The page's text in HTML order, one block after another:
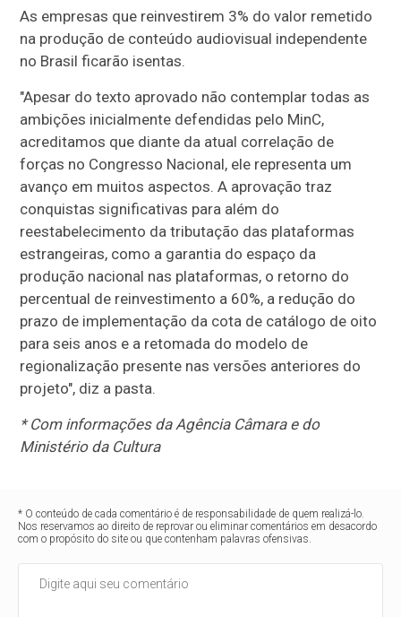
As empresas que reinvestirem 3% do valor remetido
na produção de conteúdo audiovisual independente
no Brasil ficarão isentas.
"Apesar do texto aprovado não contemplar todas as
ambições inicialmente defendidas pelo MinC,
acreditamos que diante da atual correlação de
forças no Congresso Nacional, ele representa um
avanço em muitos aspectos. A aprovação traz
conquistas significativas para além do
reestabelecimento da tributação das plataformas
estrangeiras, como a garantia do espaço da
produção nacional nas plataformas, o retorno do
percentual de reinvestimento a 60%, a redução do
prazo de implementação da cota de catálogo de oito
para seis anos e a retomada do modelo de
regionalização presente nas versões anteriores do
projeto", diz a pasta.
* Com informações da Agência Câmara e do
Ministério da Cultura
* O conteúdo de cada comentário é de responsabilidade de quem realizá-lo.
Nos reservamos ao direito de reprovar ou eliminar comentários em desacordo
com o propósito do site ou que contenham palavras ofensivas.